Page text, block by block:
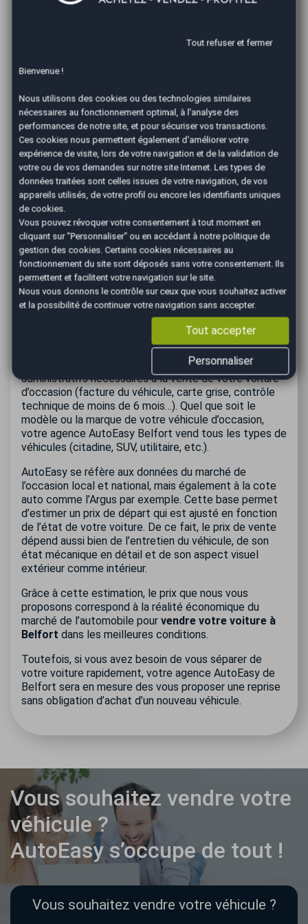
réalisée dans le respect de la législation en vigueur.
ne manque lors de la vente qui respectera les délais
Pour garantir la solvabilité de l’acheteur, nous
paiement en agence. Faire appel à AutoEasy et son
réseau de professionnels de l’automobile pour
votre voiture à Belfort est donc beaucoup plus sûr
que la vente de particulier à particulier. N’attendez
plus pour vendre votre véhicule en toute sérénité !
Comment est fixé le prix
d’une voiture avec
AutoEasy ?
Votre conseiller AutoEasy estime le prix de vente de
votre véhicule au cours d’un rendez-vous en agence.
Pour réalisation une estimation juste de la valeur de
votre voiture, notre professionnel procède d’abord à
une expertise visuelle (carrosserie, état intérieur,
pneus…). Ensuite, il vérifie tous les justificatifs
administratifs nécessaires à la vente de votre voiture
d’occasion (facture du véhicule, carte grise, contrôle
technique de moins de 6 mois…). Quel que soit le
modèle ou la marque de votre véhicule d’occasion,
votre agence AutoEasy Belfort vend tous les types de
véhicules (citadine, SUV, utilitaire, etc.).
AutoEasy se réfère aux données du marché de
l’occasion local et national, mais également à la cote
auto comme l’Argus par exemple. Cette base permet
d’estimer un prix de départ qui est ajusté en fonction
de l’état de votre voiture. De ce fait, le prix de vente
dépend aussi bien de l’entretien du véhicule, de son
état mécanique en détail et de son aspect visuel
extérieur comme intérieur.
Grâce à cette estimation, le prix que nous vous
proposons correspond à la réalité économique du
marché de l’automobile pour vendre votre voiture à
Belfort dans les meilleures conditions.
Toutefois, si vous avez besoin de vous séparer de
votre voiture rapidement, votre agence AutoEasy de
Belfort sera en mesure des vous proposer une reprise
sans obligation d’achat d’un nouveau véhicule.
Vous souhaitez vendre votre
véhicule ?
AutoEasy s’occupe de tout !
Vous souhaitez vendre votre véhicule ?
Tout refuser et fermer
Bienvenue !
Nous utilisons des cookies ou des technologies similaires
nécessaires au fonctionnement optimal, à l'analyse des
performances de notre site, et pour sécuriser vos transactions.
Ces cookies nous permettent également d'améliorer votre
expérience de visite, lors de votre navigation et de la validation de
votre ou de vos demandes sur notre site Internet. Les types de
données traitées sont celles issues de votre navigation, de vos
appareils utilisés, de votre profil ou encore les identifiants uniques
de cookies.
Vous pouvez révoquer votre consentement à tout moment en
cliquant sur "Personnaliser" ou en accédant à notre politique de
gestion des cookies. Certains cookies nécessaires au
fonctionnement du site sont déposés sans votre consentement. Ils
permettent et facilitent votre navigation sur le site.
Nous vous donnons le contrôle sur ceux que vous souhaitez activer
et la possibilité de continuer votre navigation sans accepter.
Tout accepter
Personnaliser